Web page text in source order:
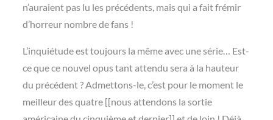
n’auraient pas lu les précédents, mais qui a fait frémir
d’horreur nombre de fans !
L’inquiétude est toujours la même avec une série… Est-
ce que ce nouvel opus tant attendu sera à la hauteur
du précédent ? Admettons-le, c’est pour le moment le
meilleur des quatre [[nous attendons la sortie